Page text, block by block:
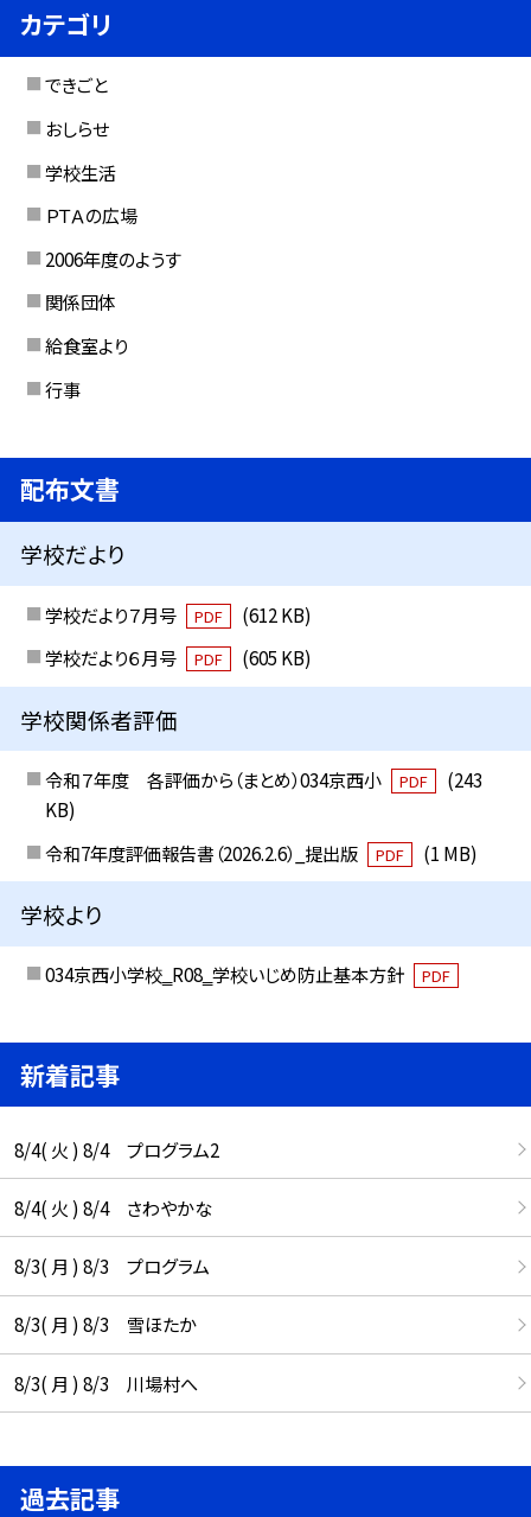
カテゴリ
できごと
おしらせ
学校生活
ＰＴＡの広場
2006年度のようす
関係団体
給食室より
行事
配布文書
学校だより
学校だより７月号 PDF
(612 KB)
学校だより６月号
PDF (605 KB)
学校関係者評価
令和７年度 各評価から（まとめ）034京西小 PDF
(243
KB)
令和7年度評価報告書（2026.2.6）_提出版
PDF (1 MB)
学校より
034京西小学校‗R08‗学校いじめ防止基本方針 PDF
新着記事
8/4( 火 ) 8/4 プログラム2
8/4( 火 ) 8/4 さわやかな
8/3( 月 ) 8/3 プログラム
8/3( 月 ) 8/3 雪ほたか
8/3( 月 ) 8/3 川場村へ
過去記事